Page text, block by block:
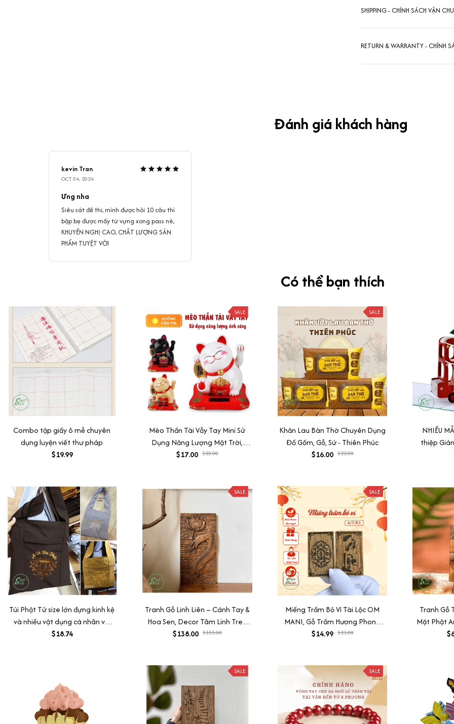
SHIPPING - CHÍNH SÁCH VẬN
RETURN & WARRANTY - CHÍNH
Đánh giá khách hàng
kevin Tran
OCT 04, 2024
Ưng nha
Siêu sát đề thi, mình được hỏi 10 câu thì
bập bẹ được mấy từ vựng xong pass nè,
KHUYẾN NGHỊ CAO, CHẤT LƯỢNG SẢN
PHẨM TUYỆT VỜI
Có thể bạn thích
Combo tập giấy ô mễ chuyên
dụng luyện viết thư pháp
$19.99
SALE
Mèo Thần Tài Vẫy Tay Mini Sử
Dụng Năng Lượng Mặt Trời,
Năng Lượng Ánh Sáng
$17.00 $23.00
SALE
Khăn Lau Bàn Thờ Chuyên Dụng
Đồ Gốm, Gỗ, Sứ - Thiên Phúc
$16.00 $22.00
NHIỀU
thiệp
thiệp nổi
Túi Phật Tử size lớn đựng kinh kệ
và nhiều vật dụng cá nhân vải
thô thêu sen bền đẹp
$18.74
SALE
Tranh Gỗ Linh Liên – Cánh Tay &
Hoa Sen, Decor Tâm Linh Treo
Tường/Bàn, Quà Tặng Ý Nghĩa
$138.00 $153.00
SALE
Miếng Trầm Bỏ Ví Tài Lộc OM
MANI, Gỗ Trầm Hương Phong
Thuỷ May Mắn Tài Lộc, Sức Khoẻ
$14.99 $21.00
Tranh Gỗ
Mặt Phật
Linh Treo
SALE SALE